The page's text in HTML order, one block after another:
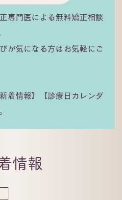
専門医による無料矯正相談
が気になる方はお気軽にご
着情報】【診療日カレンダ
情報